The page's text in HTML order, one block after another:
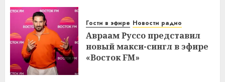
Гости в эфире Новости радио
Авраам Руссо представил
новый макси-сингл в эфире
«Восток FM»